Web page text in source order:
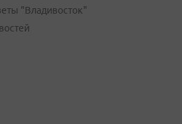
"Владивосток"